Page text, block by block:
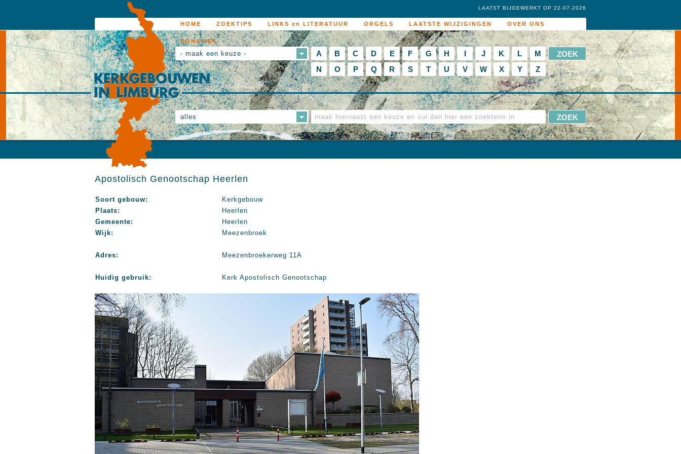
HOME ZOEKTIPS LINKS en LITERATUUR ORGELS LAATSTE WIJZIGINGEN OVER ONS
DONATIES
LAATST BIJGEWERKT OP 22-07-2026
- maak een keuze - A B C D E F G H I J K L
M
N
O P Q R S T U V W X Y Z
alles
Apostolisch Genootschap Heerlen
Soort gebouw:
Kerkgebouw
Plaats:
Heerlen
Gemeente:
Heerlen
Wijk:
Meezenbroek
Adres: Meezenbroekerweg 11A
Huidig gebruik: Kerk Apostolisch Genootschap